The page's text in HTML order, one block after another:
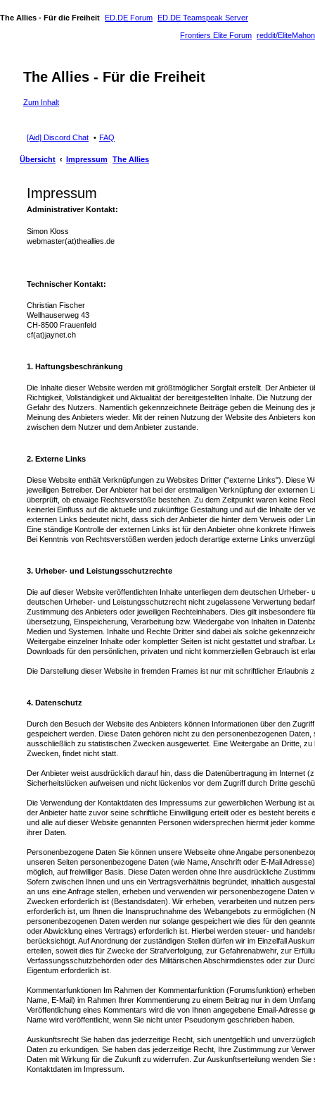
The Allies - Für die Freiheit ED.DE Forum ED.DE Teamspeak Server
reddit/EliteMahon
Frontiers Elite Forum
The Allies - Für die Freiheit
Zum Inhalt
[Aid] Discord Chat FAQ
Übersicht Impressum The Allies
Impressum
Administrativer Kontakt:
Simon Kloss
webmaster(at)theallies.de
Technischer Kontakt:
Christian Fischer
Wellhauserweg 43
CH-8500 Frauenfeld
cf(at)jaynet.ch
1. Haftungsbeschränkung
Die Inhalte dieser Website werden mit größtmöglicher Sorgfalt erstellt. Der Anbieter
Richtigkeit, Vollständigkeit und Aktualität der bereitgestellten Inhalte. Die Nutzung
Gefahr des Nutzers. Namentlich gekennzeichnete Beiträge geben die Meinung des
Meinung des Anbieters wieder. Mit der reinen Nutzung der Website des Anbieters
zwischen dem Nutzer und dem Anbieter zustande.
2. Externe Links
Diese Website enthält Verknüpfungen zu Websites Dritter ("externe Links"). Diese
jeweiligen Betreiber. Der Anbieter hat bei der erstmaligen Verknüpfung der externen
überprüft, ob etwaige Rechtsverstöße bestehen. Zu dem Zeitpunkt waren keine
keinerlei Einfluss auf die aktuelle und zukünftige Gestaltung und auf die Inhalte der
externen Links bedeutet nicht, dass sich der Anbieter die hinter dem Verweis oder
Eine ständige Kontrolle der externen Links ist für den Anbieter ohne konkrete
Bei Kenntnis von Rechtsverstößen werden jedoch derartige externe Links
3. Urheber- und Leistungsschutzrechte
Die auf dieser Website veröffentlichten Inhalte unterliegen dem deutschen
deutschen Urheber- und Leistungsschutzrecht nicht zugelassene Verwertung
Zustimmung des Anbieters oder jeweiligen Rechteinhabers. Dies gilt insbesondere
übersetzung, Einspeicherung, Verarbeitung bzw. Wiedergabe von Inhalten in
Medien und Systemen. Inhalte und Rechte Dritter sind dabei als solche
Weitergabe einzelner Inhalte oder kompletter Seiten ist nicht gestattet und strafbar.
Downloads für den persönlichen, privaten und nicht kommerziellen Gebrauch ist
Die Darstellung dieser Website in fremden Frames ist nur mit schriftlicher Erlaubnis
4. Datenschutz
Durch den Besuch der Website des Anbieters können Informationen über den
gespeichert werden. Diese Daten gehören nicht zu den personenbezogenen
ausschließlich zu statistischen Zwecken ausgewertet. Eine Weitergabe an Dritte,
Zwecken, findet nicht statt.
Der Anbieter weist ausdrücklich darauf hin, dass die Datenübertragung im Internet
Sicherheitslücken aufweisen und nicht lückenlos vor dem Zugriff durch Dritte
Die Verwendung der Kontaktdaten des Impressums zur gewerblichen Werbung ist
der Anbieter hatte zuvor seine schriftliche Einwilligung erteilt oder es besteht bereits
und alle auf dieser Website genannten Personen widersprechen hiermit jeder
ihrer Daten.
Personenbezogene Daten Sie können unsere Webseite ohne Angabe
unseren Seiten personenbezogene Daten (wie Name, Anschrift oder E-Mail
möglich, auf freiwilliger Basis. Diese Daten werden ohne Ihre ausdrückliche
Sofern zwischen Ihnen und uns ein Vertragsverhältnis begründet, inhaltlich
an uns eine Anfrage stellen, erheben und verwenden wir personenbezogene Daten
Zwecken erforderlich ist (Bestandsdaten). Wir erheben, verarbeiten und nutzen
erforderlich ist, um Ihnen die Inanspruchnahme des Webangebots zu ermöglichen
personenbezogenen Daten werden nur solange gespeichert wie dies für den
oder Abwicklung eines Vertrags) erforderlich ist. Hierbei werden steuer- und
berücksichtigt. Auf Anordnung der zuständigen Stellen dürfen wir im Einzelfall
erteilen, soweit dies für Zwecke der Strafverfolgung, zur Gefahrenabwehr, zur
Verfassungsschutzbehörden oder des Militärischen Abschirmdienstes oder zur
Eigentum erforderlich ist.
Kommentarfunktionen Im Rahmen der Kommentarfunktion (Forumsfunktion)
Name, E-Mail) im Rahmen Ihrer Kommentierung zu einem Beitrag nur in dem
Veröffentlichung eines Kommentars wird die von Ihnen angegebene Email-Adresse
Name wird veröffentlicht, wenn Sie nicht unter Pseudonym geschrieben haben.
Auskunftsrecht Sie haben das jederzeitige Recht, sich unentgeltlich und
Daten zu erkundigen. Sie haben das jederzeitige Recht, Ihre Zustimmung zur
Daten mit Wirkung für die Zukunft zu widerrufen. Zur Auskunftserteilung wenden Sie
Kontaktdaten im Impressum.